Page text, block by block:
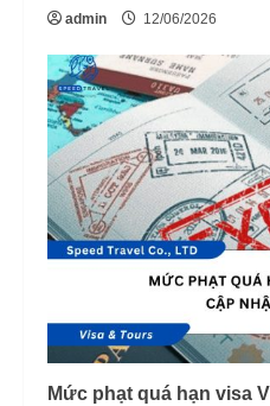
admin 12/06/2026
Mức phạt quá hạn visa